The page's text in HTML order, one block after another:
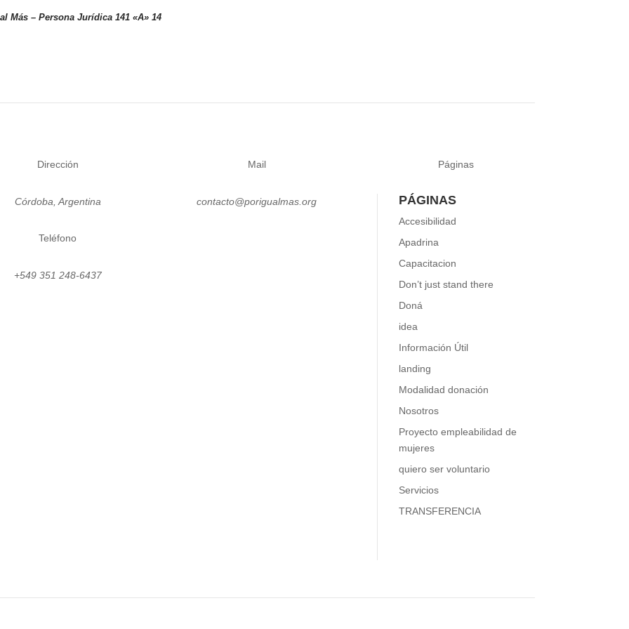
Más – PersonaJurídica 141 «A» 14
Dirección
Córdoba, Argentina
Teléfono
+549 351 248-6437
Mail
contacto@porigualmas.org
Páginas
PÁGINAS
Accesibilidad
Apadrina
Capacitacion
Don’t just stand there
Doná
idea
Información Útil
landing
Modalidad donación
Nosotros
Proyecto empleabilidad de
mujeres
quiero ser voluntario
Servicios
TRANSFERENCIA